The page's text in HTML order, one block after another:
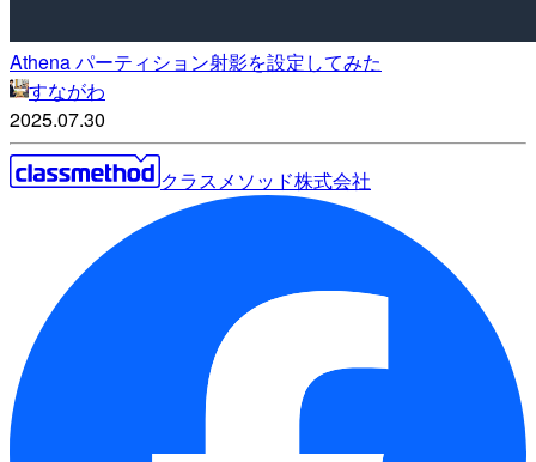
Athena パーティション射影を設定してみた
すながわ
2025.07.30
クラスメソッド株式会社